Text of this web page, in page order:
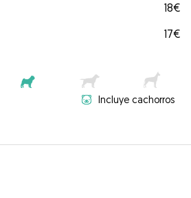
18€
17€
Incluye cachorros